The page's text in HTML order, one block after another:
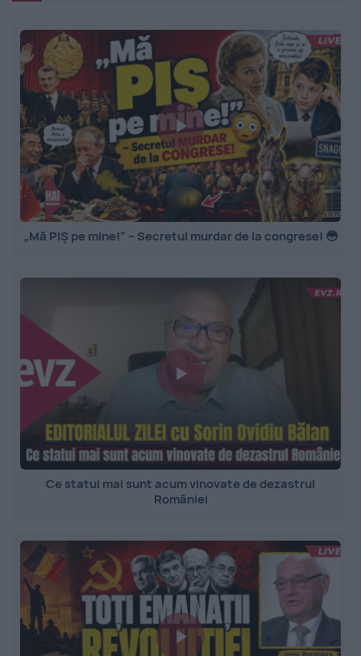
„Mă PIȘ pe mine!” – Secretul murdar de la congrese! 😳
Ce statui mai sunt acum vinovate de dezastrul
României